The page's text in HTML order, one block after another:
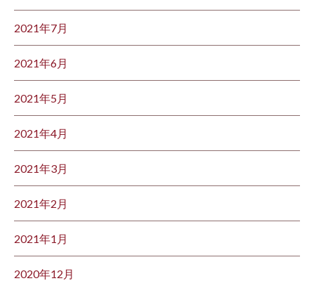
2021年7月
2021年6月
2021年5月
2021年4月
2021年3月
2021年2月
2021年1月
2020年12月